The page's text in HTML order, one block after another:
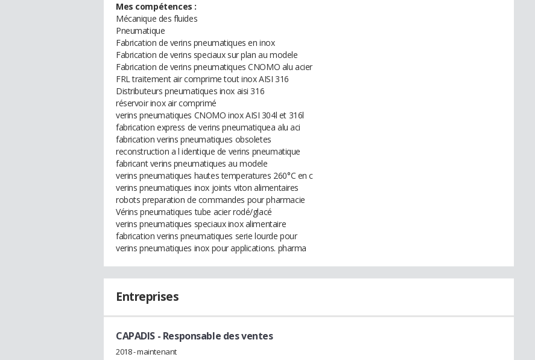
Mes compétences :
Mécanique des fluides
Pneumatique
Fabrication de verins pneumatiques en inox
Fabrication de verins speciaux sur plan au modele
Fabrication de verins pneumatiques CNOMO alu acier
FRL traitement air comprime tout inox AISI 316
Distributeurs pneumatiques inox aisi 316
réservoir inox air comprimé
verins pneumatiques CNOMO inox AISI 304l et 316l
fabrication express de verins pneumatiquea alu aci
fabrication verins pneumatiques obsoletes
reconstruction a l identique de verins pneumatique
fabricant verins pneumatiques au modele
verins pneumatiques hautes temperatures 260°C en c
verins pneumatiques inox joints viton alimentaires
robots preparation de commandes pour pharmacie
Vérins pneumatiques tube acier rodé/glacé
verins pneumatiques speciaux inox alimentaire
fabrication verins pneumatiques serie lourde pour
verins pneumatiques inox pour applications. pharma
Entreprises
CAPADIS - Responsable des ventes
2018 - maintenant